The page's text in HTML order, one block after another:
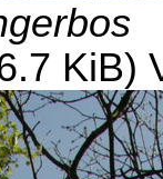
KiB)